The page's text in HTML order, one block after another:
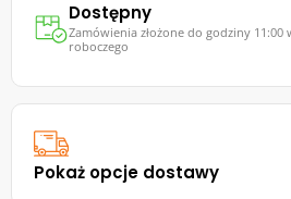
Dostępny
Zamówienia złożone do godziny 11:00
roboczego
Pokaż opcje dostawy